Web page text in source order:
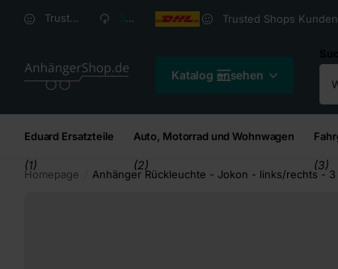
Trusted Shops Kundenbewertung: 4,8/5 RückgaberechtVersandkosten ab2,95
Trusted Shops
Katalog ansehen
Eduard Ersatzteile
(1)
Auto, Motorrad und Wohnwagen
(2) (3)
Homepage Anhänger Rückleuchte - Jokon - links/rechts -